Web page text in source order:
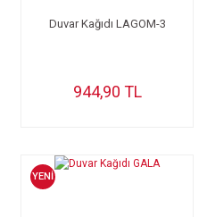
Duvar Kağıdı LAGOM-3
944,90 TL
YENİ